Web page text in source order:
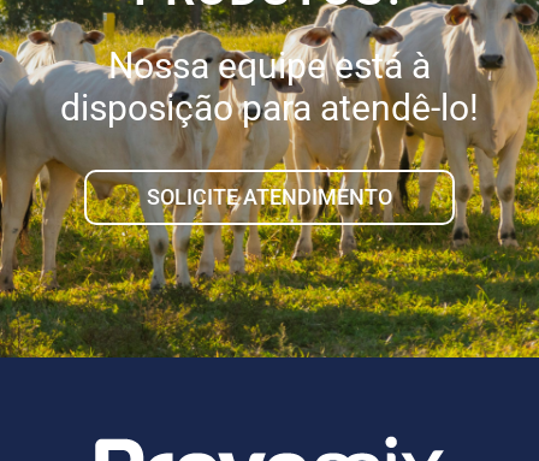
Nossa equipe está à
disposição para atendê-lo!
SOLICITE ATENDIMENTO